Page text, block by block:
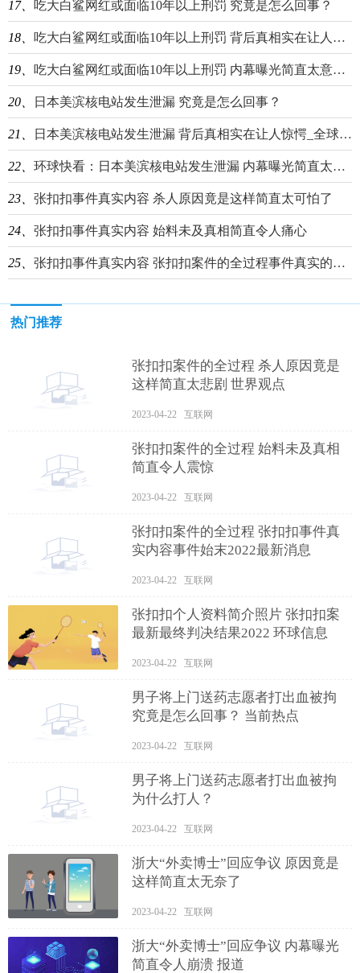
17、 吃大白鲨网红或面临10年以上刑罚 究竟是怎么回事？
18、 吃大白鲨网红或面临10年以上刑罚 背后真相实在让人惊愕_天天动态
19、 吃大白鲨网红或面临10年以上刑罚 内幕曝光简直太意外了 天天微资讯
20、 日本美滨核电站发生泄漏 究竟是怎么回事？
21、 日本美滨核电站发生泄漏 背后真相实在让人惊愕_全球讯息
22、 环球快看：日本美滨核电站发生泄漏 内幕曝光简直太意外了
23、 张扣扣事件真实内容 杀人原因竟是这样简直太可怕了
24、 张扣扣事件真实内容 始料未及真相简直令人痛心
25、 张扣扣事件真实内容 张扣扣案件的全过程事件真实的起因及经过
热门推荐
张扣扣案件的全过程 杀人原因竟是
这样简直太悲剧 世界观点
2023-04-22 互联网
张扣扣案件的全过程 始料未及真相
简直令人震惊
2023-04-22 互联网
张扣扣案件的全过程 张扣扣事件真
实内容事件始末2022最新消息
2023-04-22 互联网
张扣扣个人资料简介照片 张扣扣案
最新最终判决结果2022 环球信息
2023-04-22 互联网
男子将上门送药志愿者打出血被拘
究竟是怎么回事？ 当前热点
2023-04-22 互联网
男子将上门送药志愿者打出血被拘
为什么打人？
2023-04-22 互联网
浙大“外卖博士”回应争议 原因竟是
这样简直太无奈了
2023-04-22 互联网
浙大“外卖博士”回应争议 内幕曝光
简直令人崩溃 报道